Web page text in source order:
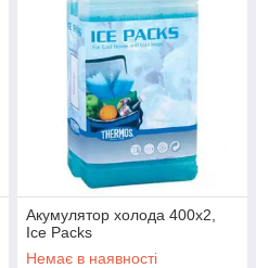
Акумулятор холода 400х2,
Ice Packs
Немає в наявності